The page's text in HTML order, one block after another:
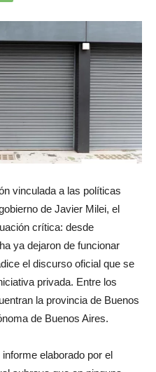
vinculada a las políticas
de Javier Milei, el
crítica: desde
ya dejaron de funcionar
el discurso oficial que se
privada. Entre los
la provincia de Buenos
de Buenos Aires.
elaborado por el